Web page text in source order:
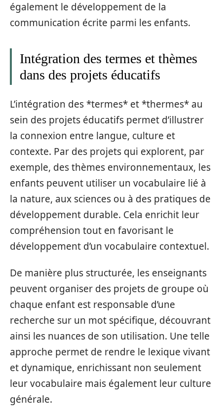
également le développement de la
communication écrite parmi les enfants.
Intégration des termes et thèmes
dans des projets éducatifs
L’intégration des *termes* et *thermes* au
sein des projets éducatifs permet d’illustrer
la connexion entre langue, culture et
contexte. Par des projets qui explorent, par
exemple, des thèmes environnementaux, les
enfants peuvent utiliser un vocabulaire lié à
la nature, aux sciences ou à des pratiques de
développement durable. Cela enrichit leur
compréhension tout en favorisant le
développement d’un vocabulaire contextuel.
De manière plus structurée, les enseignants
peuvent organiser des projets de groupe où
chaque enfant est responsable d’une
recherche sur un mot spécifique, découvrant
ainsi les nuances de son utilisation. Une telle
approche permet de rendre le lexique vivant
et dynamique, enrichissant non seulement
leur vocabulaire mais également leur culture
générale.